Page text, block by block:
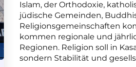
Islam, der Orthodoxie,
jüdische Gemeinden,
Religionsgemeinschaften
kommen regionale und
Regionen. Religion soll in
sondern Stabilität und